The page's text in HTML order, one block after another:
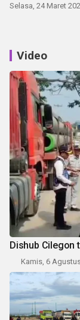
Selasa, 24 Maret
Video
Dishub Cilegon
Kamis, 6